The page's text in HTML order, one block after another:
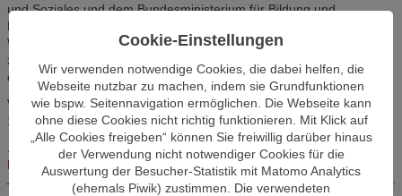
und Soziales und dem Bundesministerium für Bildung und
Forschung gemeinsam mit den Partnern der Nationalen
Weiterbildungsstrategie. Ziel ist es, Erfahrungen aus der Praxis
zusammenzuführen, neue Impulse zu setzen und die Umsetzung
der Weiterbildungsstrategie weiter voranzubringen.
Veranstaltungsort: Gasometer Schöneberg, EUREF-Campus 17,
10829 Berlin
Weitere Informationen und Anmeldung finden Sie demnächst
hier.
Cookie-Einstellungen
Wir verwenden notwendige Cookies, die dabei helfen, die
Webseite nutzbar zu machen, indem sie Grundfunktionen
wie bspw. Seitennavigation ermöglichen. Die Webseite kann
ohne diese Cookies nicht richtig funktionieren. Mit Klick auf
„Alle Cookies freigeben“ können Sie freiwillig darüber hinaus
der Verwendung nicht notwendiger Cookies für die
Auswertung der Besucher-Statistik mit Matomo Analytics
(ehemals Piwik) zustimmen. Die verwendeten